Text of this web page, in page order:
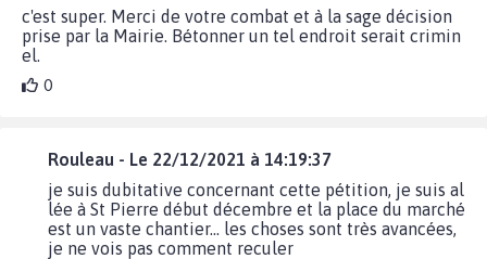
c'est super. Merci de votre combat et à la sage décision
prise par la Mairie. Bétonner un tel endroit serait crimin
el.
0
Rouleau - Le 22/12/2021 à 14:19:37
je suis dubitative concernant cette pétition, je suis al
lée à St Pierre début décembre et la place du marché
est un vaste chantier... les choses sont très avancées,
je ne vois pas comment reculer